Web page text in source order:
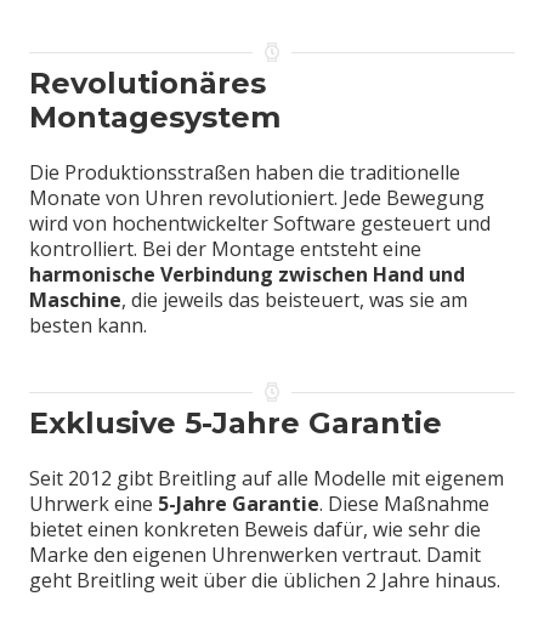
Revolutionäres
Montagesystem
Die Produktionsstraßen haben die traditionelle
Monate von Uhren revolutioniert. Jede Bewegung
wird von hochentwickelter Software gesteuert und
kontrolliert. Bei der Montage entsteht eine
harmonische Verbindung zwischen Hand und
Maschine, die jeweils das beisteuert, was sie am
besten kann.
Exklusive 5-Jahre Garantie
Seit 2012 gibt Breitling auf alle Modelle mit eigenem
Uhrwerk eine 5-Jahre Garantie. Diese Maßnahme
bietet einen konkreten Beweis dafür, wie sehr die
Marke den eigenen Uhrenwerken vertraut. Damit
geht Breitling weit über die üblichen 2 Jahre hinaus.